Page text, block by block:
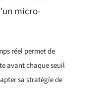
micro-
réel permet de
avant chaque seuil
sa stratégie de